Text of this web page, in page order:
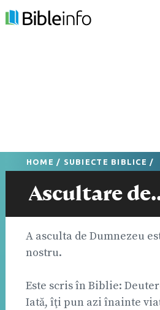
HOME / SUBIECTE BIBLICE /
Ascultare
A asculta de Dumnezeu
nostru.
Este scris în Biblie:
Iată, îţi pun azi înainte